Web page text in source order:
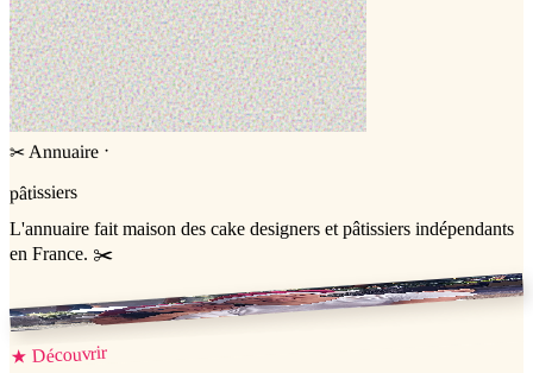
✂ Annuaire ·
pâtissiers
L'annuaire fait maison des cake designers et pâtissiers indépendants
en France. ✂️
Jessica & Jérémy ♡
★ Découvrir